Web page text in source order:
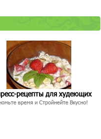
рецепты для худеющих
время и Стройнейте Вкусно!